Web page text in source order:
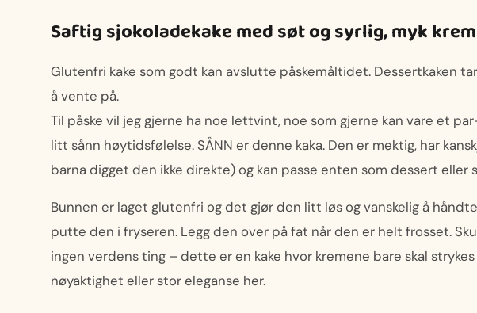
Saftig sjokoladekake med søt og syrlig, myk krem
Glutenfri kake som godt kan avslutte påskemåltidet. Dessertkaken
å vente på.
Til påske vil jeg gjerne ha noe lettvint, noe som gjerne kan vare et
litt sånn høytidsfølelse. SÅNN er denne kaka. Den er mektig, har
barna digget den ikke direkte) og kan passe enten som dessert eller
Bunnen er laget glutenfri og det gjør den litt løs og vanskelig å
putte den i fryseren. Legg den over på fat når den er helt frosset.
ingen verdens ting – dette er en kake hvor kremene bare skal
nøyaktighet eller stor eleganse her.